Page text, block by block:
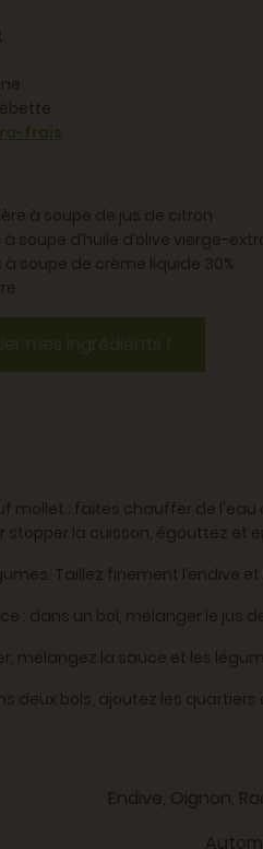
frais
à soupe de jus de citron
soupe d’huile d’olive vierge-
à soupe de crème liquide 30%
mes ingrédients !
mollet : faites chauffer de
stopper la cuisson, égouttez et
Taillez finement l’endive
: dans un bol, mélanger le jus
mélangez la sauce et les
deux bols, ajoutez les
Endive, Oignon,